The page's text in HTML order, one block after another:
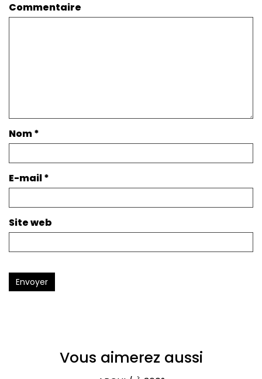
Commentaire
Nom*
E-mail*
Site web
Envoyer
Vous aimerez aussi